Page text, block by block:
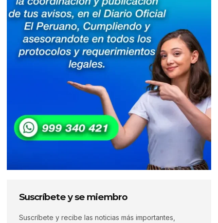
Suscríbete y se miembro
Suscríbete y recibe las noticias más importantes,